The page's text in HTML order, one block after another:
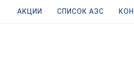
АКЦИИ СПИСОК АЗС